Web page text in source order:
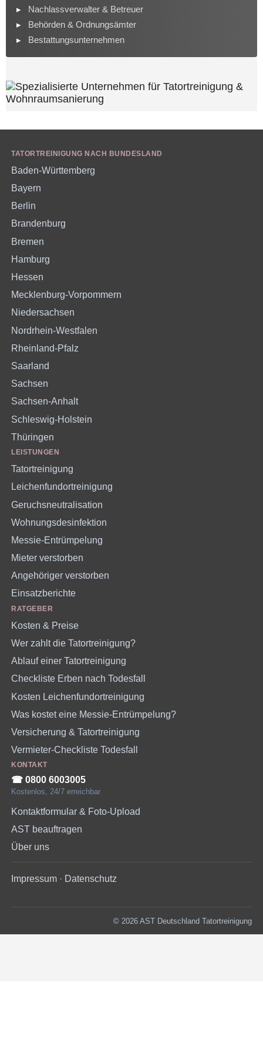
Nachlassverwalter & Betreuer
Behörden & Ordnungsämter
Bestattungsunternehmen
TATORTREINIGUNG NACH BUNDESLAND
Baden-Württemberg
Bayern
Berlin
Brandenburg
Bremen
Hamburg
Hessen
Mecklenburg-Vorpommern
Niedersachsen
Nordrhein-Westfalen
Rheinland-Pfalz
Saarland
Sachsen
Sachsen-Anhalt
Schleswig-Holstein
Thüringen
LEISTUNGEN
Tatortreinigung
Leichenfundortreinigung
Geruchsneutralisation
Wohnungsdesinfektion
Messie-Entrümpelung
Mieter verstorben
Angehöriger verstorben
Einsatzberichte
RATGEBER
Kosten & Preise
Wer zahlt die Tatortreinigung?
Ablauf einer Tatortreinigung
Checkliste Erben nach Todesfall
Kosten Leichenfundortreinigung
Was kostet eine Messie-Entrümpelung?
Versicherung & Tatortreinigung
Vermieter-Checkliste Todesfall
KONTAKT
☎︎ 0800 6003005
Kostenlos, 24/7 erreichbar
Kontaktformular & Foto-Upload
AST beauftragen
Über uns
Impressum · Datenschutz
© 2026 AST Deutschland Tatortreinigung